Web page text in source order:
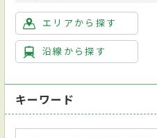
エリアから探す
沿線から探す
キーワード